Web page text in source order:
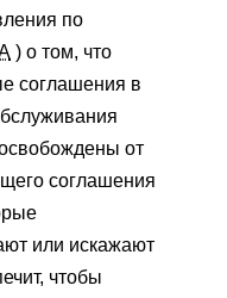
по
) о том, что
соглашения в
от
соглашения
или искажают
чтобы